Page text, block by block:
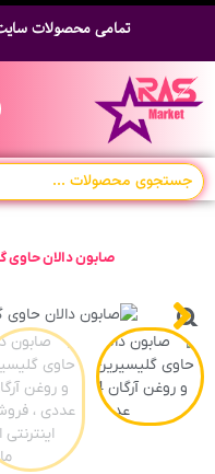
تمامی محصولات
صابون دالان حاوی